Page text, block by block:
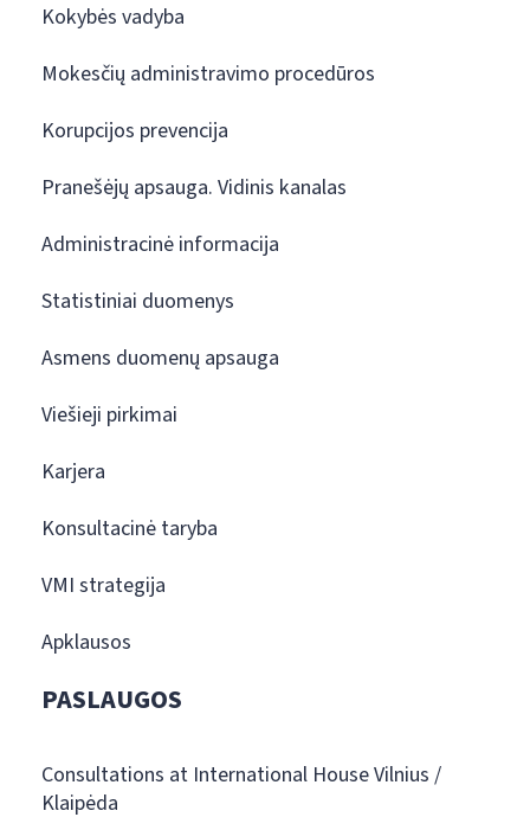
Kokybės vadyba
Mokesčių administravimo procedūros
Korupcijos prevencija
Pranešėjų apsauga. Vidinis kanalas
Administracinė informacija
Statistiniai duomenys
Asmens duomenų apsauga
Viešieji pirkimai
Karjera
Konsultacinė taryba
VMI strategija
Apklausos
PASLAUGOS
Consultations at International House Vilnius /
Klaipėda